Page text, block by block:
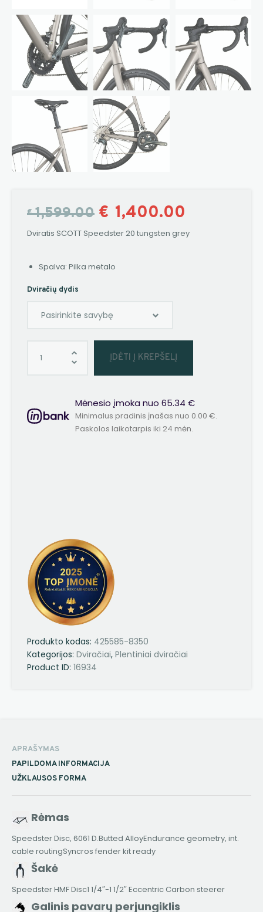
€ 1,599.00 € 1,400.00
Dviratis SCOTT Speedster 20 tungsten grey
Spalva: Pilka metalo
Dviračių dydis
ĮDĖTI Į KREPŠELĮ
Mėnesio įmoka nuo 65.34 €
Minimalus pradinis įnašas nuo 0.00 €.
Paskolos laikotarpis iki 24 mėn.
Produkto kodas: 425585-8350
Kategorijos: Dviračiai, Plentiniai dviračiai
Product ID: 16934
APRAŠYMAS
PAPILDOMA INFORMACIJA
UŽKLAUSOS FORMA
Rėmas
Speedster Disc, 6061 D.Butted AlloyEndurance geometry, int.
cable routingSyncros fender kit ready
Šakė
Speedster HMF Disc1 1/4″-1 1/2″ Eccentric Carbon steerer
Galinis pavarų perjungiklis